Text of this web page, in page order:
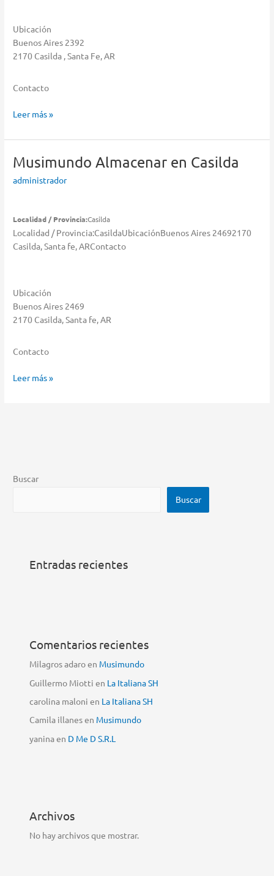
Ubicación
Buenos Aires 2392
2170 Casilda , Santa Fe, AR
Contacto
Pardo
en
Leer más »
Musimundo Almacenar en Casilda
administrador
Localidad / Provincia:Casilda
Localidad / Provincia:CasildaUbicaciónBuenos Aires 24692170
Casilda, Santa fe, ARContacto
Ubicación
Buenos Aires 2469
2170 Casilda, Santa fe, AR
Contacto
Musimundo
Leer más »
Buscar
Buscar
Entradas recientes
Comentarios recientes
Milagros adaroen Musimundo
Guillermo Miotti en La Italiana SH
carolina maloni en La Italiana SH
Camila illanesen Musimundo
yaninaen D Me D S.R.L
Archivos
No hay archivos que mostrar.